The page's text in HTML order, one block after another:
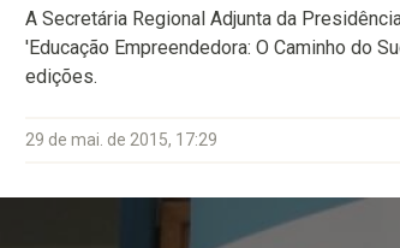
A Secretária Regional Adjunta da
'Educação Empreendedora: O Caminho do
edições.
29 de mai. de 2015, 17:29